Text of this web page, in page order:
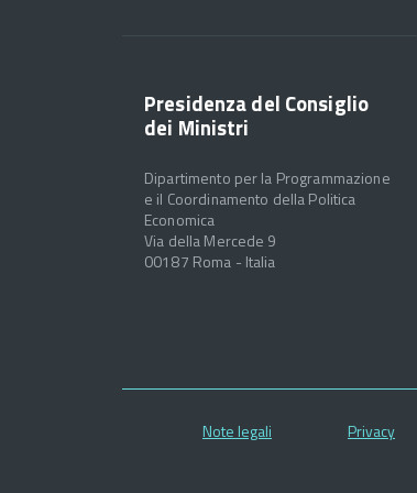
Presidenza del Consiglio
dei Ministri
Dipartimento per la Programmazione
e il Coordinamento della Politica
Economica
Via della Mercede 9
00187 Roma - Italia
Note legali Privacy